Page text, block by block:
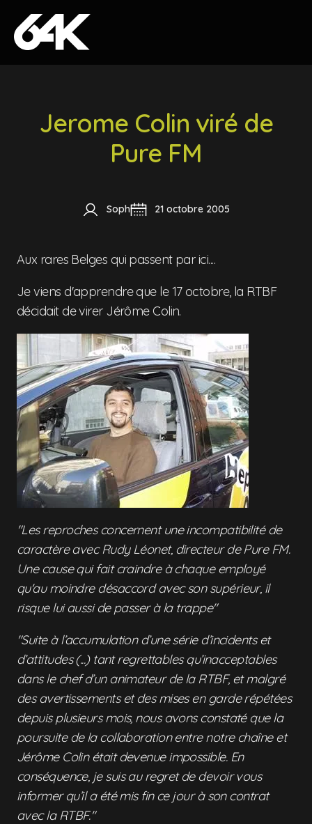
Skip to content
Jerome Colin viré de
Pure FM
Soph 21 octobre 2005
Aux rares Belges qui passent par ici....
Je viens d'apprendre que le 17 octobre, la RTBF
décidait de virer Jérôme Colin.
"Les reproches concernent une incompatibilité de
caractère avec Rudy Léonet, directeur de Pure FM.
Une cause qui fait craindre à chaque employé
qu'au moindre désaccord avec son supérieur, il
risque lui aussi de passer à la trappe"
"Suite à l’accumulation d’une série d’incidents et
d’attitudes (...) tant regrettables qu’inacceptables
dans le chef d’un animateur de la RTBF, et malgré
des avertissements et des mises en garde répétées
depuis plusieurs mois, nous avons constaté que la
poursuite de la collaboration entre notre chaîne et
Jérôme Colin était devenue impossible. En
conséquence, je suis au regret de devoir vous
informer qu’il a été mis fin ce jour à son contrat
avec la RTBF."